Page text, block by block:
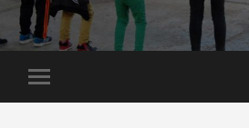
NNAPEs
Toggle
mobile